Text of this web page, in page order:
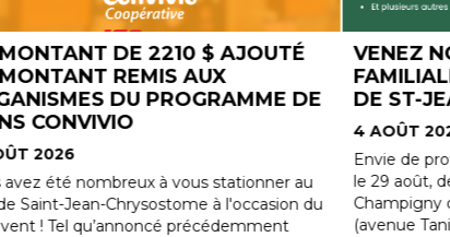
VENEZ NOMBREUX À LA FÊTE
FAMILIALE DU PARC CHAMPIGNY
DE ST-JEAN-CHRYSOSTOME !
4 AOÛT 2026
Envie de profiter de l'été en famille ? Samedi,
le 29 août, de 11h à 15h, rendez-vous au Parc
Champigny de Saint-Jean-Chrysostome
(avenue Taniata) pour une fête,...
4
des